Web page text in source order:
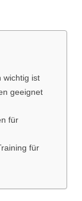
wichtig ist
geeignet
für
für